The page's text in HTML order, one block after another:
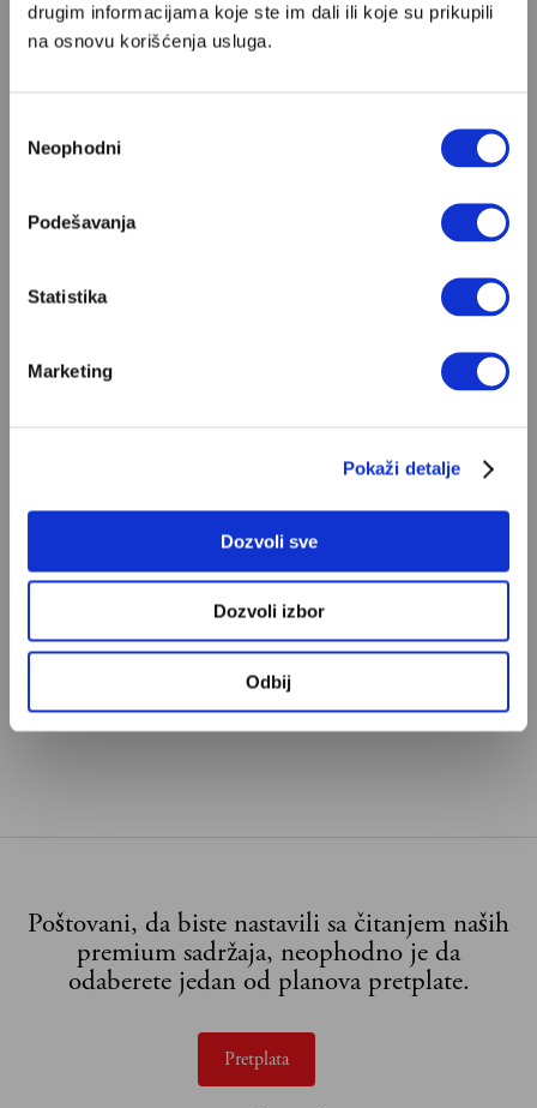
drugim informacijama koje ste im dali ili koje su prikupili
na osnovu korišćenja usluga.
сагласности
Neophodni
Podešavanja
Statistika
Marketing
Pokaži detalje
Dozvoli sve
Dozvoli izbor
Odbij
9
Proljeća Ivana Galeba
Poštovani, da biste nastavili sa čitanjem naših
premium sadržaja, neophodno je da
odaberete jedan od planova pretplate.
Pretplata